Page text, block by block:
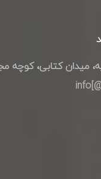
میدان کتابی، کوچه